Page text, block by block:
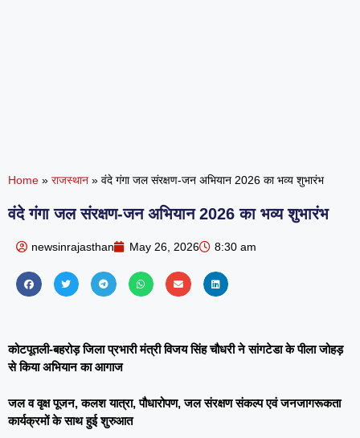
Home » राजस्थान » वंदे गंगा जल संरक्षण-जन अभियान 2026 का भव्य शुभारंभ
वंदे गंगा जल संरक्षण-जन अभियान 2026 का भव्य शुभारंभ
newsinrajasthan May 26, 2026 8:30 am
कोटपूतली-बहरोड़ जिला प्रभारी मंत्री विजय सिंह चौधरी ने सांगटेडा के पीला जोहड़
से किया अभियान का आगाज
जल व वृक्ष पूजन, कलश यात्रा, पौधारोपण, जल संरक्षण संकल्प एवं जनजागरूकता
कार्यक्रमों के साथ हुई शुरुआत